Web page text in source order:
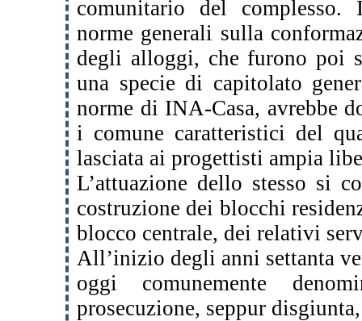
comunitario del complesso.
norme generali sulla
degli alloggi, che furono poi
una specie di capitolato
norme di INA-Casa, avrebbe
i comune caratteristici del
lasciata ai progettisti ampia
L’attuazione dello stesso si
costruzione dei blocchi
blocco centrale, dei relativi
All’inizio degli anni settanta
oggi comunemente
prosecuzione, seppur